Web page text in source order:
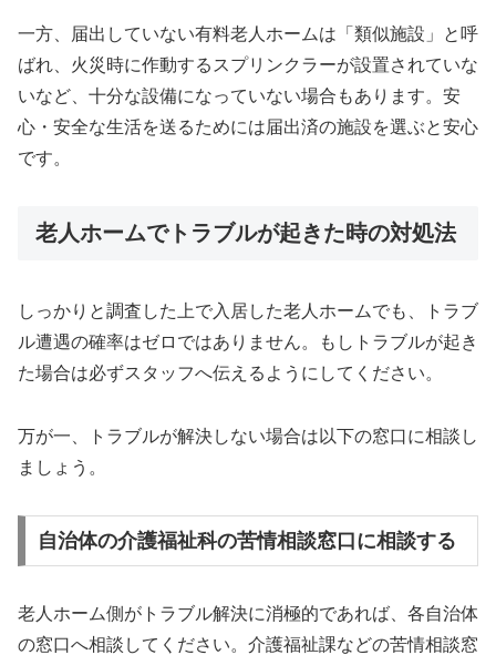
一方、届出していない有料老人ホームは「類似施設」と呼
ばれ、火災時に作動するスプリンクラーが設置されていな
いなど、十分な設備になっていない場合もあります。安
心・安全な生活を送るためには届出済の施設を選ぶと安心
です。
老人ホームでトラブルが起きた時の対処法
しっかりと調査した上で入居した老人ホームでも、トラブ
ル遭遇の確率はゼロではありません。もしトラブルが起き
た場合は必ずスタッフへ伝えるようにしてください。
万が一、トラブルが解決しない場合は以下の窓口に相談し
ましょう。
自治体の介護福祉科の苦情相談窓口に相談する
老人ホーム側がトラブル解決に消極的であれば、各自治体
の窓口へ相談してください。介護福祉課などの苦情相談窓